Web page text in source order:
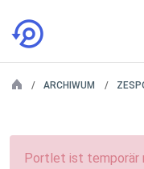
ARCHIWUM
Portlet ist temporär